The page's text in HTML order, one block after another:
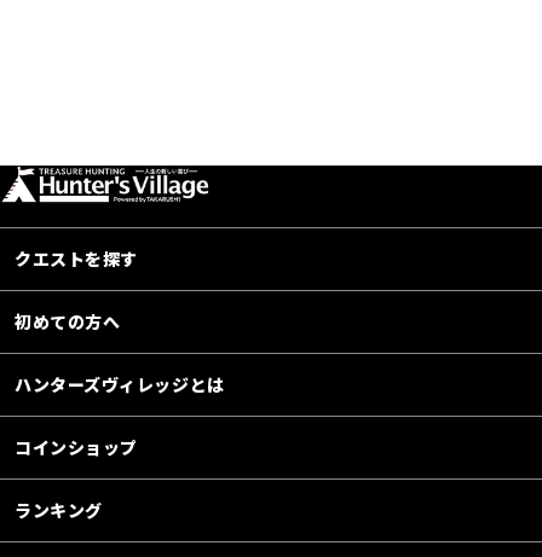
クエストを探す
初めての方へ
ハンターズヴィレッジとは
コインショップ
ランキング